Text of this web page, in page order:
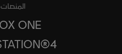
المنصات
ONE